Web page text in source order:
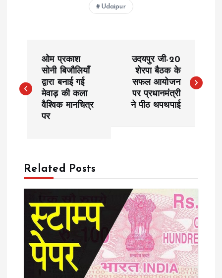
Udaipur
s
a
g
ओम प्रकाश
सोनी बिजौलियाँ
द्वारा बनाई गई
मेवाड़ की कला
वैश्विक मानचित्र
पर
उदयपुर जी-20
शेरपा बैठक के
सफल आयोजन
पर प्रधानमंत्री
ने पीठ थपथपाई
Related Posts